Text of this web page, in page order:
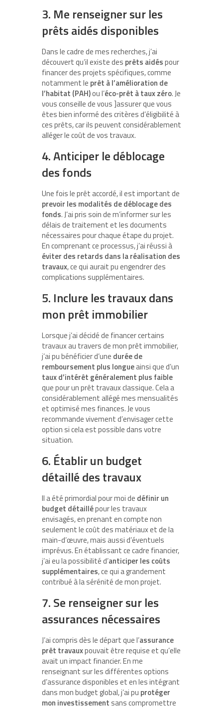
3. Me renseigner sur les
prêts aidés disponibles
Dans le cadre de mes recherches, j’ai
découvert qu’il existe des prêts aidéspour
financer des projets spécifiques, comme
notamment le prêt à l’amélioration de
l’habitat (PAH)ou l’éco-prêt à taux zéro. Je
vous conseille de vous ]assurer que vous
êtes bien informé des critères d’éligibilité à
ces prêts, car ils peuvent considérablement
alléger le coût de vos travaux.
4. Anticiper le déblocage
des fonds
Une fois le prêt accordé, il est important de
prevoir les modalités de déblocage des
fonds. J’ai pris soin de m’informer sur les
délais de traitement et les documents
nécessaires pour chaque étape du projet.
En comprenant ce processus, j’ai réussi à
éviter des retards dans la réalisation des
travaux, ce qui aurait pu engendrer des
complications supplémentaires.
5. Inclure les travaux dans
mon prêt immobilier
Lorsque j’ai décidé de financer certains
travaux au travers de mon prêt immobilier,
j’ai pu bénéficier d’une durée de
remboursement plus longueainsi que d’un
taux d’intérêt généralement plus faible
que pour un prêt travaux classique. Cela a
considérablement allégé mes mensualités
et optimisé mes finances. Je vous
recommande vivement d’envisager cette
option si cela est possible dans votre
situation.
6. Établir un budget
détaillé des travaux
Il a été primordial pour moi de définir un
budget détaillépour les travaux
envisagés, en prenant en compte non
seulement le coût des matériaux et de la
main-d’œuvre, mais aussi d’éventuels
imprévus. En établissant ce cadre financier,
j’ai eu la possibilité d’anticiper les coûts
supplémentaires, ce qui a grandement
contribué à la sérénité de mon projet.
7. Se renseigner sur les
assurances nécessaires
J’ai compris dès le départ que l’assurance
prêt travauxpouvait être requise et qu’elle
avait un impact financier. En me
renseignant sur les différentes options
d’assurance disponibles et en les intégrant
dans mon budget global, j’ai pu protéger
mon investissement sans compromettre